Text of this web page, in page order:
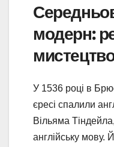
модерн:
У 1536 році в
єресі спалили
Вільяма
англійську мову.